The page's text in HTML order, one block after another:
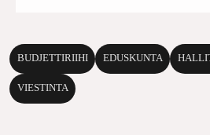
BUDJETTIRIIHI EDUSKUNTA
VIESTINTA